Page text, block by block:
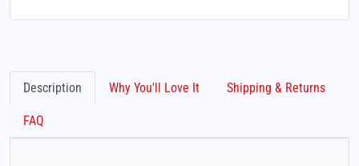
Description Why You'll Love It Shipping & Returns
FAQ